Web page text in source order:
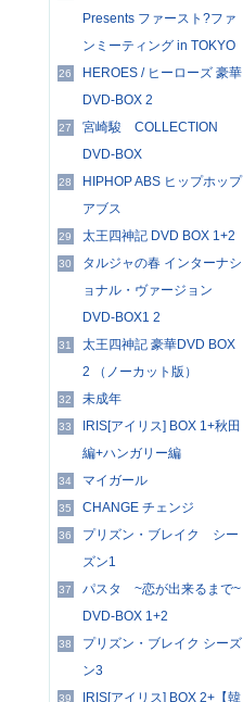
Presents ファースト?ファ
ンミーティング in TOKYO
26
HEROES / ヒーローズ 豪華
DVD-BOX 2
27
宮崎駿 COLLECTION
DVD-BOX
28
HIPHOP ABS ヒップホップ
アブス
29 太王四神記 DVD BOX 1+2
30
タルジャの春 インターナシ
ョナル・ヴァージョン
DVD-BOX1 2
31
太王四神記 豪華DVD BOX
2 （ノーカット版）
32 未成年
33
IRIS[アイリス] BOX 1+秋田
編+ハンガリー編
34 マイガール
35 CHANGE チェンジ
36
プリズン・ブレイク シー
ズン1
37
パスタ ~恋が出来るまで~
DVD-BOX 1+2
38
プリズン・ブレイク シーズ
ン3
39
IRIS[アイリス] BOX 2+【韓